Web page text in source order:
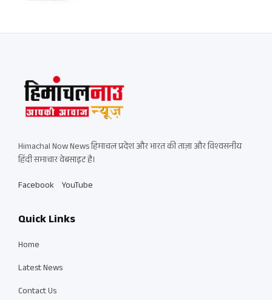
Himachal Now News हिमाचल प्रदेश और भारत की ताज़ा और विश्वसनीय
हिंदी समाचार वेबसाइट है।
Facebook YouTube
Quick Links
Home
Latest News
Contact Us